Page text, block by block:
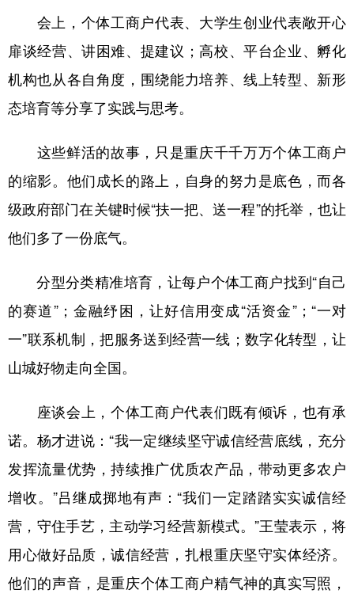
会上，个体工商户代表、大学生创业代表敞开心
扉谈经营、讲困难、提建议；高校、平台企业、孵化
机构也从各自角度，围绕能力培养、线上转型、新形
态培育等分享了实践与思考。
这些鲜活的故事，只是重庆千千万万个体工商户
的缩影。他们成长的路上，自身的努力是底色，而各
级政府部门在关键时候“扶一把、送一程”的托举，也让
他们多了一份底气。
分型分类精准培育，让每户个体工商户找到“自己
的赛道”；金融纾困，让好信用变成“活资金”；“一对
一”联系机制，把服务送到经营一线；数字化转型，让
山城好物走向全国。
座谈会上，个体工商户代表们既有倾诉，也有承
诺。杨才进说：“我一定继续坚守诚信经营底线，充分
发挥流量优势，持续推广优质农产品，带动更多农户
增收。”吕继成掷地有声：“我们一定踏踏实实诚信经
营，守住手艺，主动学习经营新模式。”王莹表示，将
用心做好品质，诚信经营，扎根重庆坚守实体经济。
他们的声音，是重庆个体工商户精气神的真实写照，